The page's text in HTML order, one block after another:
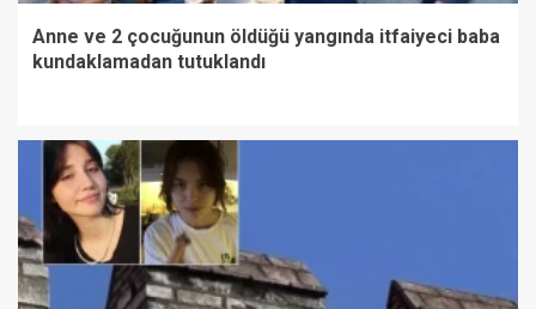
Anne ve 2 çocuğunun öldüğü yangında itfaiyeci baba
kundaklamadan tutuklandı